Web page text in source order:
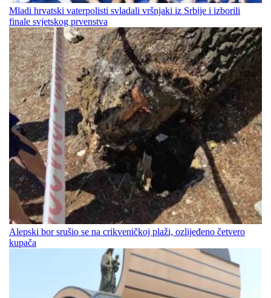
Mladi hrvatski vaterpolisti svladali vršnjaki iz Srbije i izborili
finale svjetskog prvenstva
Alepski bor srušio se na crikveničkoj plaži, ozlijeđeno četvero
kupača